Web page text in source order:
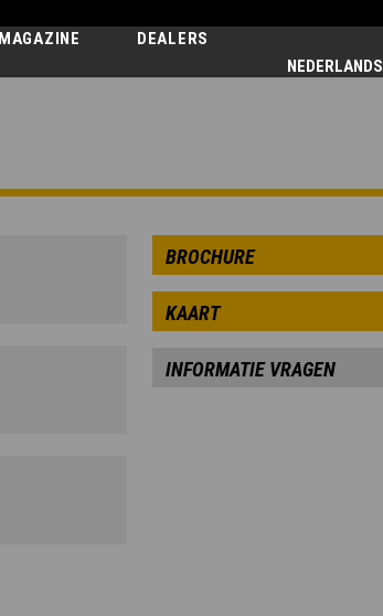
NEDERLANDS
MAGAZINE DEALERS
BROCHURE
KAART
INFORMATIE VRAGEN